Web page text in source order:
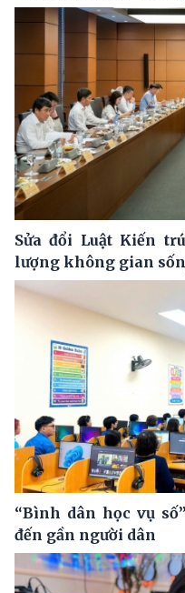
Sửa đổi Luật Kiến
lượng không gian
“Bình dân học vụ
đến gần người dân